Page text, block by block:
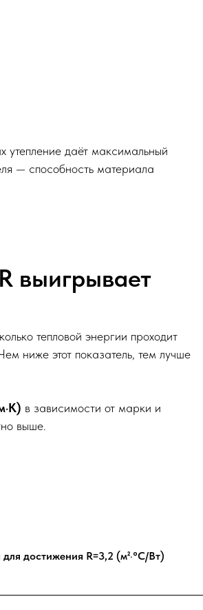
утепление даёт максимальный
— способность материала
выигрывает
тепловой энергии проходит
ниже этот показатель, тем лучше
в зависимости от марки и
выше.
достижения R=3,2 (м²·°С/Вт)